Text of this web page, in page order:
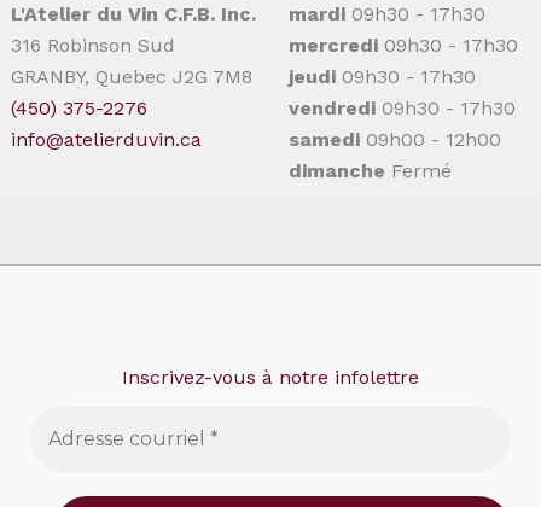
L'Atelier du Vin C.F.B. Inc.
316 Robinson Sud
GRANBY, Quebec J2G 7M8
(450) 375-2276
info@atelierduvin.ca
mardi 09h30 - 17h30
mercredi 09h30 - 17h30
jeudi 09h30 - 17h30
vendredi 09h30 - 17h30
samedi 09h00 - 12h00
dimanche Fermé
Inscrivez-vous à notre infolettre